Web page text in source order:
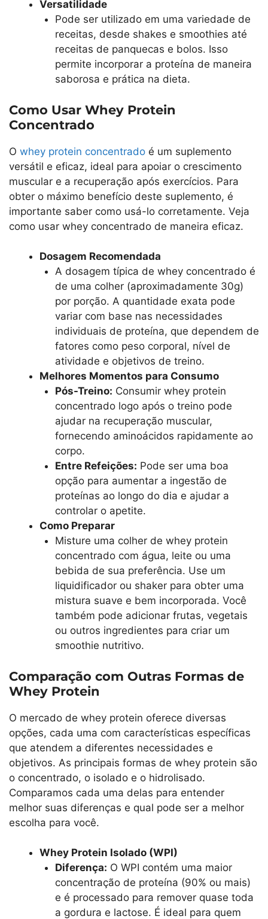
Versatilidade
Pode ser utilizado em uma variedade de
receitas, desde shakes e smoothies até
receitas de panquecas e bolos. Isso
permite incorporar a proteína de maneira
saborosa e prática na dieta.
Como Usar Whey Protein
Concentrado
O whey protein concentrado é um suplemento
versátil e eficaz, ideal para apoiar o crescimento
muscular e a recuperação após exercícios. Para
obter o máximo benefício deste suplemento, é
importante saber como usá-lo corretamente. Veja
como usar whey concentrado de maneira eficaz.
Dosagem Recomendada
A dosagem típica de whey concentrado é
de uma colher (aproximadamente 30g)
por porção. A quantidade exata pode
variar com base nas necessidades
individuais de proteína, que dependem de
fatores como peso corporal, nível de
atividade e objetivos de treino.
Melhores Momentos para Consumo
Pós-Treino: Consumir whey protein
concentrado logo após o treino pode
ajudar na recuperação muscular,
fornecendo aminoácidos rapidamente ao
corpo.
Entre Refeições: Pode ser uma boa
opção para aumentar a ingestão de
proteínas ao longo do dia e ajudar a
controlar o apetite.
Como Preparar
Misture uma colher de whey protein
concentrado com água, leite ou uma
bebida de sua preferência. Use um
liquidificador ou shaker para obter uma
mistura suave e bem incorporada. Você
também pode adicionar frutas, vegetais
ou outros ingredientes para criar um
smoothie nutritivo.
Comparação com Outras Formas de
Whey Protein
O mercado de whey protein oferece diversas
opções, cada uma com características específicas
que atendem a diferentes necessidades e
objetivos. As principais formas de whey protein são
o concentrado, o isolado e o hidrolisado.
Comparamos cada uma delas para entender
melhor suas diferenças e qual pode ser a melhor
escolha para você.
Whey Protein Isolado (WPI)
Diferença: O WPI contém uma maior
concentração de proteína (90% ou mais)
e é processado para remover quase toda
a gordura e lactose. É ideal para quem